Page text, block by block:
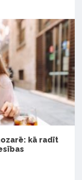
kā radīt